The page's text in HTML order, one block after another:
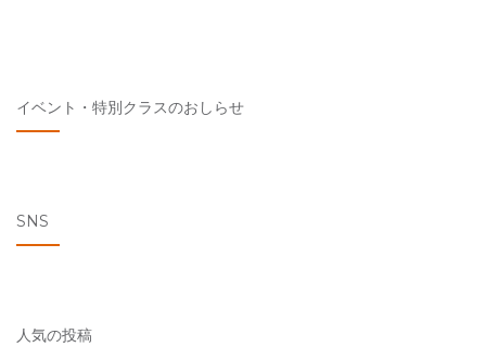
イベント・特別クラスのおしらせ
SNS
人気の投稿